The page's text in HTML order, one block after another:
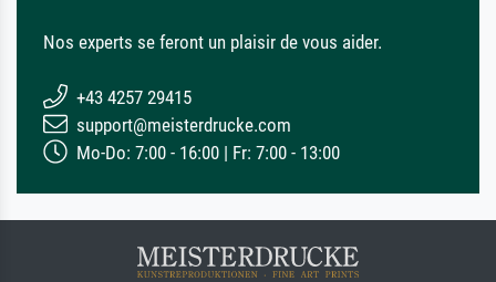
Nos experts se feront un plaisir de vous aider.
+43 4257 29415
support@meisterdrucke.com
Mo-Do: 7:00 - 16:00 | Fr: 7:00 - 13:00